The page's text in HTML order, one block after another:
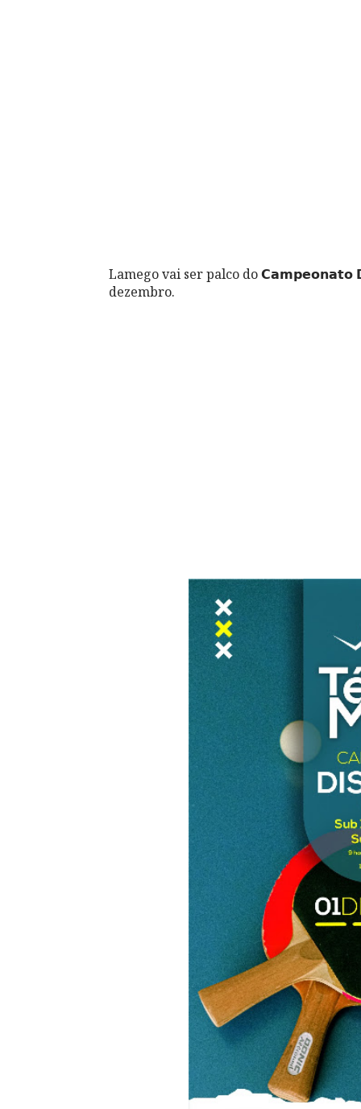
Lamego vai ser palco do 𝗖𝗮𝗺𝗽𝗲𝗼𝗻𝗮𝘁𝗼
dezembro.